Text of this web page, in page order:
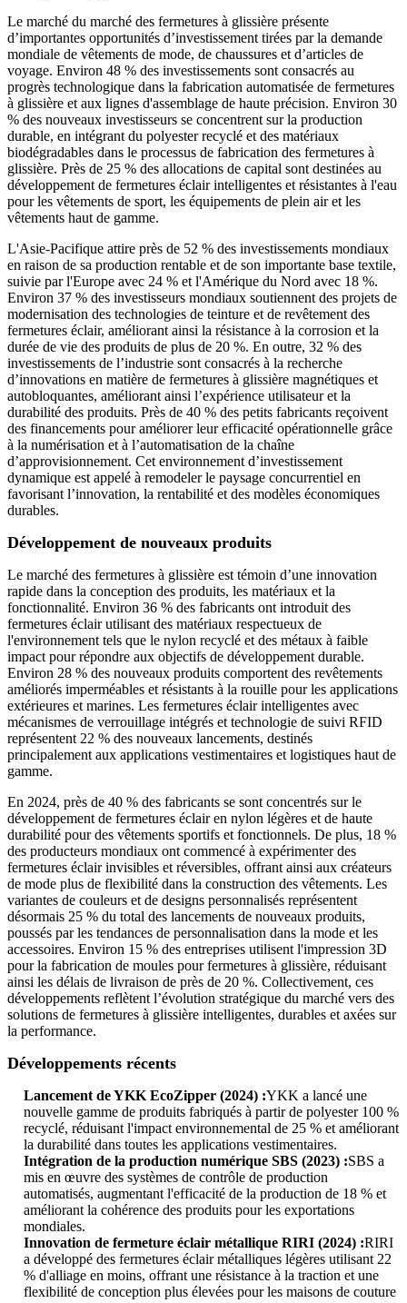
Le marché du marché des fermetures à glissière présente
d’importantes opportunités d’investissement tirées par la demande
mondiale de vêtements de mode, de chaussures et d’articles de
voyage. Environ 48 % des investissements sont consacrés au
progrès technologique dans la fabrication automatisée de fermetures
à glissière et aux lignes d'assemblage de haute précision. Environ 30
% des nouveaux investisseurs se concentrent sur la production
durable, en intégrant du polyester recyclé et des matériaux
biodégradables dans le processus de fabrication des fermetures à
glissière. Près de 25 % des allocations de capital sont destinées au
développement de fermetures éclair intelligentes et résistantes à l'eau
pour les vêtements de sport, les équipements de plein air et les
vêtements haut de gamme.
L'Asie-Pacifique attire près de 52 % des investissements mondiaux
en raison de sa production rentable et de son importante base textile,
suivie par l'Europe avec 24 % et l'Amérique du Nord avec 18 %.
Environ 37 % des investisseurs mondiaux soutiennent des projets de
modernisation des technologies de teinture et de revêtement des
fermetures éclair, améliorant ainsi la résistance à la corrosion et la
durée de vie des produits de plus de 20 %. En outre, 32 % des
investissements de l’industrie sont consacrés à la recherche
d’innovations en matière de fermetures à glissière magnétiques et
autobloquantes, améliorant ainsi l’expérience utilisateur et la
durabilité des produits. Près de 40 % des petits fabricants reçoivent
des financements pour améliorer leur efficacité opérationnelle grâce
à la numérisation et à l’automatisation de la chaîne
d’approvisionnement. Cet environnement d’investissement
dynamique est appelé à remodeler le paysage concurrentiel en
favorisant l’innovation, la rentabilité et des modèles économiques
durables.
Développement de nouveaux produits
Le marché des fermetures à glissière est témoin d’une innovation
rapide dans la conception des produits, les matériaux et la
fonctionnalité. Environ 36 % des fabricants ont introduit des
fermetures éclair utilisant des matériaux respectueux de
l'environnement tels que le nylon recyclé et des métaux à faible
impact pour répondre aux objectifs de développement durable.
Environ 28 % des nouveaux produits comportent des revêtements
améliorés imperméables et résistants à la rouille pour les applications
extérieures et marines. Les fermetures éclair intelligentes avec
mécanismes de verrouillage intégrés et technologie de suivi RFID
représentent 22 % des nouveaux lancements, destinés
principalement aux applications vestimentaires et logistiques haut de
gamme.
En 2024, près de 40 % des fabricants se sont concentrés sur le
développement de fermetures éclair en nylon légères et de haute
durabilité pour des vêtements sportifs et fonctionnels. De plus, 18 %
des producteurs mondiaux ont commencé à expérimenter des
fermetures éclair invisibles et réversibles, offrant ainsi aux créateurs
de mode plus de flexibilité dans la construction des vêtements. Les
variantes de couleurs et de designs personnalisés représentent
désormais 25 % du total des lancements de nouveaux produits,
poussés par les tendances de personnalisation dans la mode et les
accessoires. Environ 15 % des entreprises utilisent l'impression 3D
pour la fabrication de moules pour fermetures à glissière, réduisant
ainsi les délais de livraison de près de 20 %. Collectivement, ces
développements reflètent l’évolution stratégique du marché vers des
solutions de fermetures à glissière intelligentes, durables et axées sur
la performance.
Développements récents
Lancement de YKK EcoZipper (2024) :YKK a lancé une
nouvelle gamme de produits fabriqués à partir de polyester 100 %
recyclé, réduisant l'impact environnemental de 25 % et améliorant
la durabilité dans toutes les applications vestimentaires.
Intégration de la production numérique SBS (2023) :SBS a
mis en œuvre des systèmes de contrôle de production
automatisés, augmentant l'efficacité de la production de 18 % et
améliorant la cohérence des produits pour les exportations
mondiales.
Innovation de fermeture éclair métallique RIRI (2024) :RIRI
a développé des fermetures éclair métalliques légères utilisant 22
% d'alliage en moins, offrant une résistance à la traction et une
flexibilité de conception plus élevées pour les maisons de couture